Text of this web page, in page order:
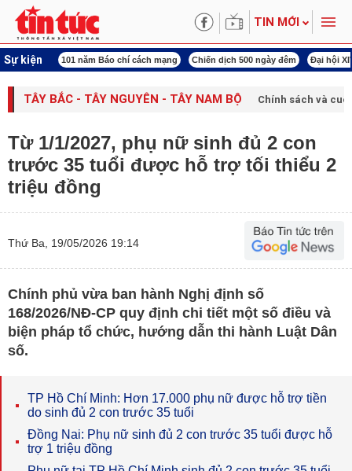
TIN MỚI
Sự kiện
mạng Chiến dịch 500 ngày đêm Đại hội XIV Công đoàn Việt Nam
TÂY BẮC - TÂY NGUYÊN - TÂY NAM BỘ Chính sách và
Từ 1/1/2027, phụ nữ sinh đủ 2 con
trước 35 tuổi được hỗ trợ tối thiểu 2
triệu đồng
Thứ Ba, 19/05/2026 19:14
Chính phủ vừa ban hành Nghị định số
168/2026/NĐ-CP quy định chi tiết một số điều và
biện pháp tổ chức, hướng dẫn thi hành Luật Dân
số.
TP Hồ Chí Minh: Hơn 17.000 phụ nữ được hỗ trợ tiền
do sinh đủ 2 con trước 35 tuổi
Đồng Nai: Phụ nữ sinh đủ 2 con trước 35 tuổi được hỗ
trợ 1 triệu đồng